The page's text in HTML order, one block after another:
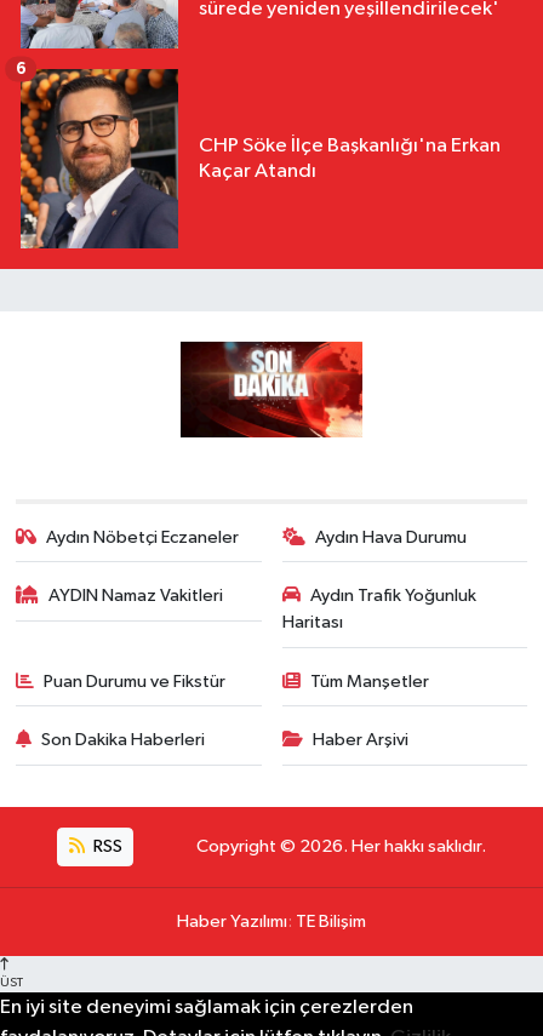
sürede yeniden yeşillendirilecek'
CHP Söke İlçe Başkanlığı'na Erkan
Kaçar Atandı
6
Aydın Nöbetçi Eczaneler Aydın Hava Durumu
AYDIN Namaz Vakitleri
Aydın Trafik Yoğunluk
Haritası
Puan Durumu ve Fikstür Tüm Manşetler
Son Dakika Haberleri Haber Arşivi
RSS Copyright © 2026. Her hakkı saklıdır.
Haber Yazılımı: TE Bilişim
ÜST
En iyi site deneyimi sağlamak için çerezlerden